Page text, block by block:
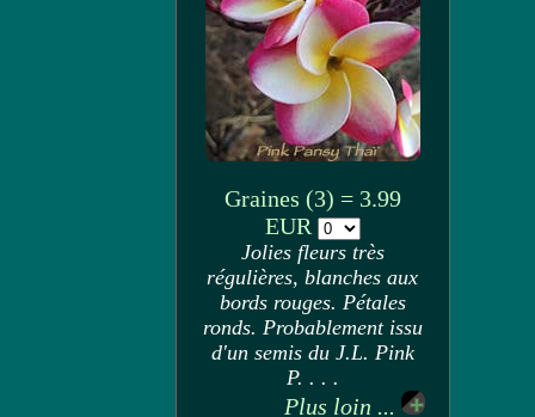
Graines (3) = 3.99
EUR
Jolies fleurs très
régulières, blanches aux
bords rouges. Pétales
ronds. Probablement issu
d'un semis du J.L. Pink
P. . . .
Plus loin ...